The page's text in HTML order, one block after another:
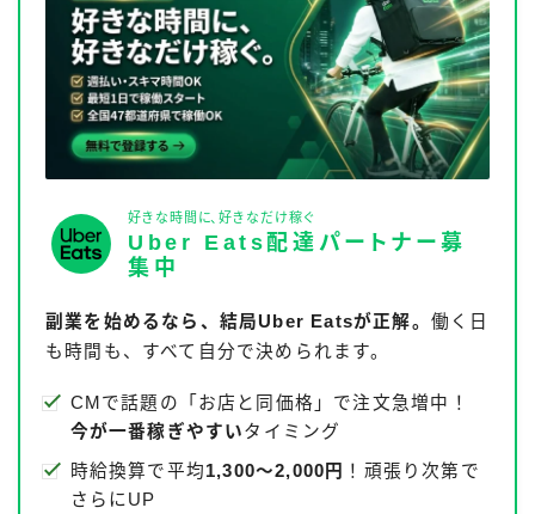
好きな時間に、好きなだけ稼ぐ
Uber Eats配達パートナー募
集中
副業を始めるなら、結局Uber Eatsが正解。 働く日
も時間も、すべて自分で決められます。
CMで話題の「お店と同価格」で注文急増中！
今が一番稼ぎやすいタイミング
時給換算で平均1,300〜2,000円
！頑張り次第で
さらにUP